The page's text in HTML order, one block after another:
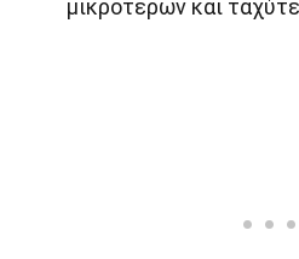
μικρότερων και